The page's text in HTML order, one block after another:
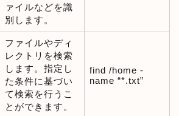
ァイルなどを識
別します。
ファイルやディ
レクトリを検索
します。指定し
た条件に基づい
て検索を行うこ
とができます。
find /home -
name “*.txt”